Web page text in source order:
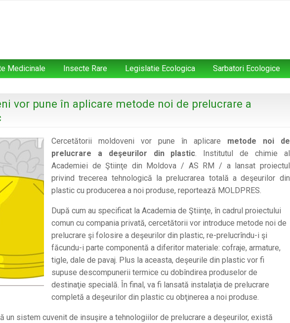
Medicinale Insecte Rare Legislatie Ecologica Sarbatori Ecologice
vor pune în aplicare metode noi de prelucrare a
Cercetătorii moldoveni vor pune în aplicare metode noi de
prelucrare a deşeurilor din plastic. Institutul de chimie al
Academiei de Ştiinţe din Moldova / AS RM / a lansat proiectul
privind trecerea tehnologică la prelucrarea totală a deşeurilor din
plastic cu producerea a noi produse, reportează MOLDPRES.
După cum au specificat la Academia de Ştiinţe, în cadrul proiectului
comun cu compania privată, cercetătorii vor introduce metode noi de
prelucrare şi folosire a deşeurilor din plastic, re-prelucrîndu-i şi
făcundu-i parte componentă a diferitor materiale: cofraje, armature,
tigle, dale de pavaj. Plus la aceasta, deşeurile din plastic vor fi
supuse descompunerii termice cu dobîndirea produselor de
destinaţie specială. În final, va fi lansată instalaţia de prelucrare
completă a deşeurilor din plastic cu obţinerea a noi produse.
un sistem cuvenit de insuşire a tehnologiilor de prelucrare a deşeurilor, există